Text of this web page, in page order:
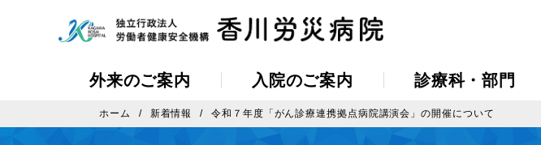
外来のご案内 入院のご案内 診療科・部門
ホーム 新着情報 令和７年度「がん診療連携拠点病院講演会」の開催について